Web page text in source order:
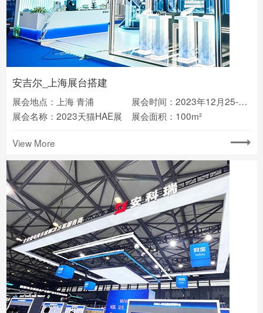
安吉尔_上海展台搭建
展会地点：上海 青浦
展会时间：2023年12月25-27日
展会名称：2023天猫HAE展
展会面积：100m²
View More